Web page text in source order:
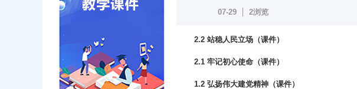
07-29 2浏览
2.2 站稳人民立场（课件）
1浏览
2.1 牢记初心使命（课件）
1浏览
1.2 弘扬伟大建党精神（课件）